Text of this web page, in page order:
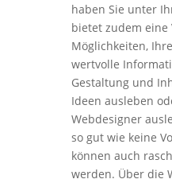
haben Sie unter
bietet zudem eine
Möglichkeiten,
wertvolle
Gestaltung und
Ideen ausleben
Webdesigner
so gut wie keine
können auch
werden. Über die